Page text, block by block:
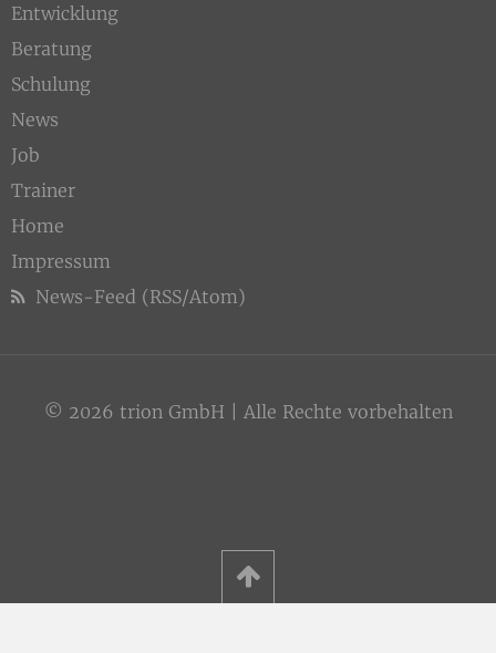
Entwicklung
Beratung
Schulung
News
Job
Trainer
Home
Impressum
News-Feed (RSS/Atom)
© 2026 trion GmbH | Alle Rechte vorbehalten